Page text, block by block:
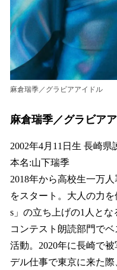
麻倉瑞季／グラビアアイドル
麻倉瑞季／グラビア
2002年4月11日生 長崎県
本名:山下瑞季
2018年から高校生一万
をスタート。大人の力
s」の立ち上げの1人と
コンテスト朗読部門で
活動。2020年に長崎で
デル仕事で東京に来た